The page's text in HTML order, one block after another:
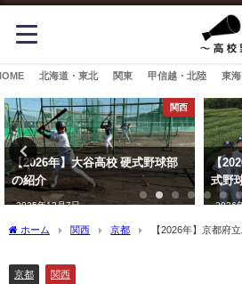
北海道・東北 関東 甲信越・北陸 東海
関西
【2026年】大谷高校 硬式野球部
の紹介
2025年12月7日
【
式野
2026
ホーム 関西 京都 【2026年】京都府
京都 関西